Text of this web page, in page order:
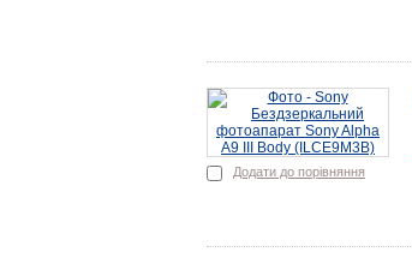
Додати до порівняння